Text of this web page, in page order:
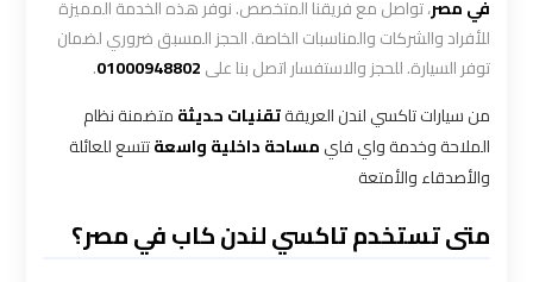
في مصر، تواصل مع فريقنا المتخصص. نوفر هذه الخدمة المميزة
للأفراد والشركات والمناسبات الخاصة. الحجز المسبق ضروري لضمان
توفر السيارة. للحجز والاستفسار اتصل بنا على01000948802
.
من سيارات تاكسي لندن العريقةتقنيات حديثةمتضمنة نظام
الملاحة وخدمة واي فايمساحة داخلية واسعةتتسع للعائلة
والأصدقاء والأمتعة
متى تستخدم تاكسي لندن كاب في مصر؟
ليموزين
الاسكندرية
ليموزين
الاسكندريه
الغردقه